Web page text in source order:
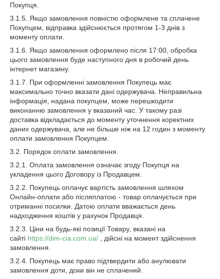
Покупця.
3.1.5. Якщо замовлення повністю оформлене та сплачене
Покупцем, відправка здійснюється протягом 1-3 днів з
моменту оплати.
3.1.6. Якщо замовлення оформлено після 17:00, обробка
цього замовлення буде наступного дня в робочий день
інтернет магазину.
3.1.7. При оформленні замовлення Покупець має
максимально точно вказати дані одержувача. Неправильна
інформація, надана покупцем, може перешкодити
виконанню замовлення у вказаний час. У такому разі
доставка відкладається до моменту уточнення коректних
даних одержувача, але не більше ніж на 12 годин з моменту
оплати замовлення Покупцем.
3.2. Порядок оплати замовлення.
3.2.1. Оплата замовлення означає згоду Покупця на
укладення цього Договору із Продавцем.
3.2.2. Покупець оплачує вартість замовлення шляхом
Онлайн-оплати або післяплатою - товар оплачується при
отриманні посилки. Датою оплати вважається день
надходження коштів у рахунок Продавця.
3.2.3. Ціни на будь-які позиції Товару, вказані на
сайті https://dim-cia.com.ua/ , дійсні на момент здійснення
замовлення.
3.2.4. Покупець має право підтвердити або анулювати
замовлення доти, доки він не сплачений.